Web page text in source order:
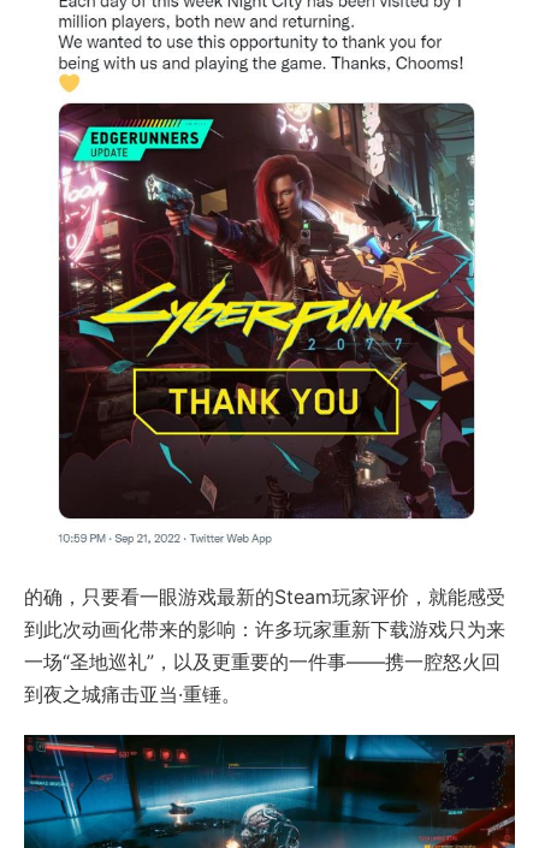
的确，只要看一眼游戏最新的Steam玩家评价，就能感受
到此次动画化带来的影响：许多玩家重新下载游戏只为来
一场“圣地巡礼”，以及更重要的一件事——携一腔怒火回
到夜之城痛击亚当·重锤。